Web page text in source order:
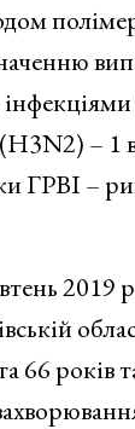
– 1
–
2019
років